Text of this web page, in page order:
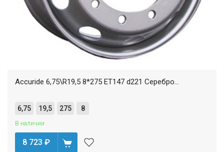
Accuride 6,75\R19,5 8*275 ET147 d221 Серебро...
6,75 19,5 275 8
В наличии
8 723 ₽